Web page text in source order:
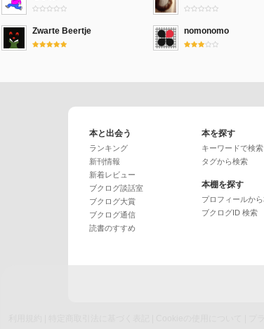
Zwarte Beertje nomonomo
本と出会う
ランキング
新刊情報
新着レビュー
ブクログ談話室
ブクログ大賞
ブクログ通信
読書のすすめ
本を探す
キーワードで検索
タグから検索
本棚を探す
プロフィールか
ブクログID 検索